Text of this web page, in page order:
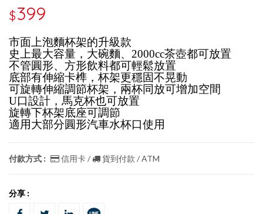
$399
市面上泡麵杯架的升級款
史上最大容量，大碗麵、2000cc茶壺都可放置
不管圓形、方形飲料都可輕鬆放置
底部有伸縮卡榫，杯架更穩固不晃動
可旋轉伸縮調節杯架，兩杯同放可增加空間
U口設計，馬克杯也可放置
旋轉下杯架底座可調節
適用大部分圓形汽車水杯口使用
付款方式 : 信用卡 / 貨到付款 / ATM
分享 :